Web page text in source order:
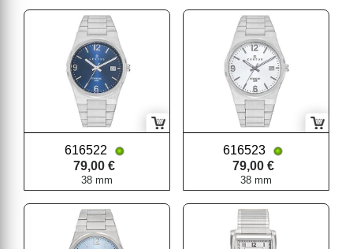
616522
79,00 €
38 mm
616523
79,00 €
38 mm